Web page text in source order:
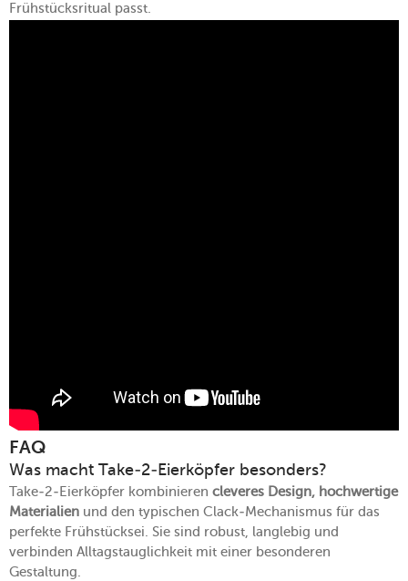
Frühstücksritual passt.
FAQ
Was macht Take-2-Eierköpfer besonders?
Take-2-Eierköpfer kombinieren cleveres Design, hochwertige
Materialien und den typischen Clack-Mechanismus für das
perfekte Frühstücksei. Sie sind robust, langlebig und
verbinden Alltagstauglichkeit mit einer besonderen
Gestaltung.